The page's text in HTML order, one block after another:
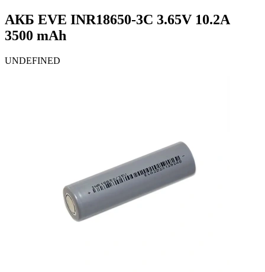
АКБ EVE INR18650-3C 3.65V 10.2A
3500 mAh
UNDEFINED